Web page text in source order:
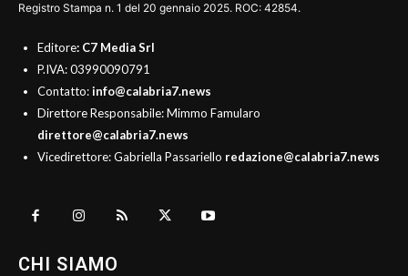
Registro Stampa n. 1 del 20 gennaio 2025. ROC: 42854.
Editore: C7 Media Srl
P.IVA: 03990090791
Contatto:info@calabria7.news
Direttore Responsabile: Mimmo Famularo
direttore@calabria7.news
Vicedirettore: Gabriella Passariello redazione@calabria7.news
CHI SIAMO